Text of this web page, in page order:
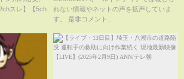
スレ】【5ch
れない情報やネットの声を拡声していま
す。 是非コメント...